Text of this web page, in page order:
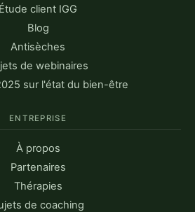
Étude client IGG
Blog
Antisèches
de webinaires
sur l'état du bien-être
ENTREPRISE
À propos
Partenaires
Thérapies
de coaching